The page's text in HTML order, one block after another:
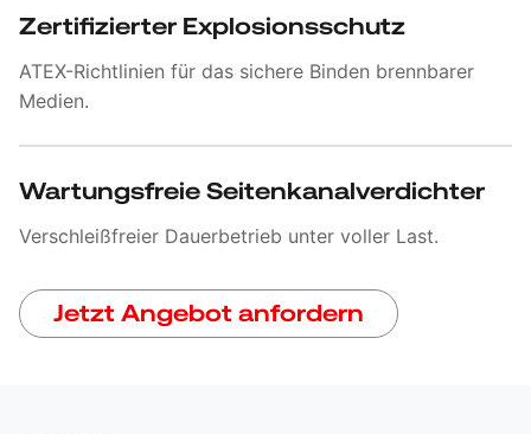
Zertifizierter Explosionsschutz
ATEX-Richtlinien für das sichere Binden brennbarer
Medien.
Wartungsfreie Seitenkanalverdichter
Verschleißfreier Dauerbetrieb unter voller Last.
Jetzt Angebot anfordern